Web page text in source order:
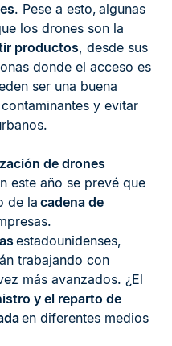
. Pese a esto, algunas
los drones son la
productos, desde sus
donde el acceso es
ser una buena
y evitar
de drones
este año se prevé que
de la cadena de
estadounidenses,
trabajando con
más avanzados. ¿El
y el reparto de
en diferentes medios